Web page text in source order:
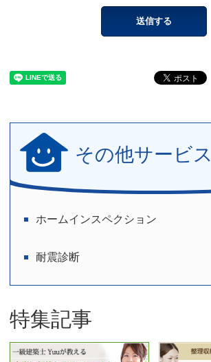
その他サービス
ホームインスペクション
耐震診断
特集記事